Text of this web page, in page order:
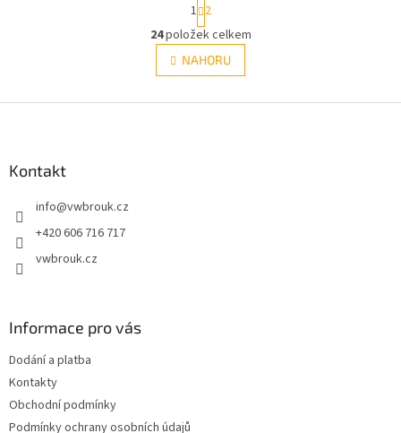
O
v
l
á
t
r
á
n
k
v
1 2
24položek celkem
NAHORU
Kontakt
info@vwbrouk.cz
+420 606 716 717
vwbrouk.cz
Informace pro vás
Dodání a platba
Kontakty
Obchodní podmínky
Podmínky ochrany osobních údajů